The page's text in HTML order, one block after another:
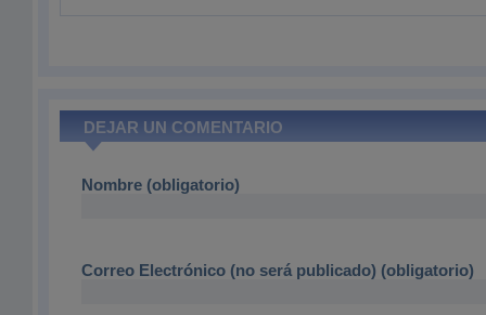
DEJAR UN COMENTARIO
Nombre (obligatorio)
Correo Electrónico (no será publicado) (obligatorio)